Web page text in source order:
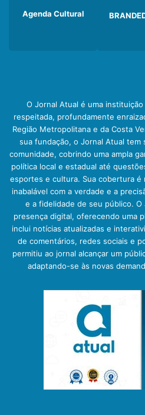
Agenda Cultural
O Jornal Atual é uma
respeitada, profundamente
Região Metropolitana e da Costa
sua fundação, o Jornal Atual tem
comunidade, cobrindo uma ampla
política local e estadual até
esportes e cultura. Sua cobertura é
inabalável com a verdade e a
e a fidelidade de seu público.
presença digital, oferecendo uma
inclui notícias atualizadas e
de comentários, redes sociais e
permitiu ao jornal alcançar um
adaptando-se às novas